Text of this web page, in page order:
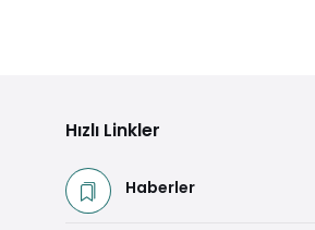
Hızlı Linkler
Haberler